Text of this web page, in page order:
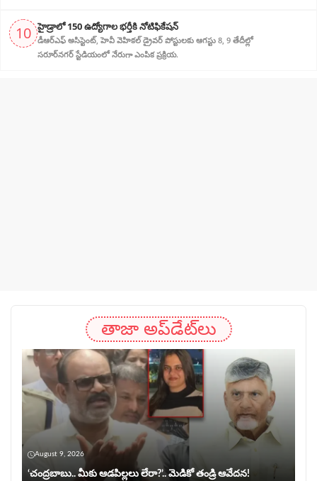
10 హైడ్రాలో 150 ఉద్యోగాల భర్తీకి నోటిఫికేషన్
డీఆర్‌ఎఫ్ అసిస్టెంట్, హెవీ వెహికల్ డ్రైవర్ పోస్టులకు ఆగస్టు 8, 9 తేదీల్లో
సరూర్‌నగర్ స్టేడియంలో నేరుగా ఎంపిక ప్రక్రియ.
తాజా అప్‌డేట్‌లు
August 9, 2026
‘చంద్రబాబు.. మీకు ఆడపిల్లలు లేరా?’.. మెడికో తండ్రి ఆవేదన!